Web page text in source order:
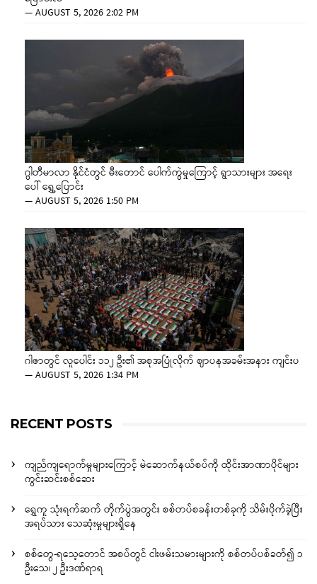
—AUGUST 5, 2026 2:02 PM
ဂွါတီမာလာ နိုင်ငံတွင် မီးတောင် ပေါက်ကွဲမှုကြောင့် ရွာသားများ အရေး
ပေါ် ရွှေ့ပြောင်း
—AUGUST 5, 2026 1:50 PM
ဂါဇာတွင် လူပေါင်း ၁၁၂ ဦး၏ အစုအပြုံလိုက် ဈာပနအခမ်းအနား ကျင်းပ
—AUGUST 5, 2026 1:34 PM
RECENT POSTS
ကျည်ကျရောက်မှုများကြောင့် မဲဆောက်နယ်စပ်ကို ထိုင်းအာဏာပိုင်များ
ကွင်းဆင်းစစ်ဆေး
ရွှေကူ သုံးရက်ဆက် တိုက်ပွဲအတွင်း စစ်တပ်စခန်းတစ်ခုကို သိမ်းပိုက်ခဲ့ပြီး
အရပ်သား သေဆုံးမှုများရှိနေ
စစ်တွေ-ရသေ့တောင် အစပ်တွင် ငါးဖမ်းသမားများကို စစ်တပ်ပစ်ခတ်၍ ၁
ဦးသေ၊ ၂ ဦးဒဏ်ရာရ